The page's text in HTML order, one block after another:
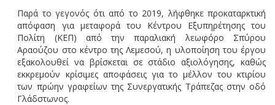
Παρά το γεγονός ότι από το 2019, λήφθηκε προκαταρκτική
απόφαση για μεταφορά του Κέντρου Εξυπηρέτησης του
Πολίτη (ΚΕΠ) από την παραλιακή λεωφόρο Σπύρου
Αραούζου στο κέντρο της Λεμεσού, η υλοποίηση του έργου
εξακολουθεί να βρίσκεται σε στάδιο αξιολόγησης, καθώς
εκκρεμούν κρίσιμες αποφάσεις για το μέλλον του κτιρίου
των πρώην γραφείων της Συνεργατικής Τράπεζας στην οδό
Γλάδστωνος.